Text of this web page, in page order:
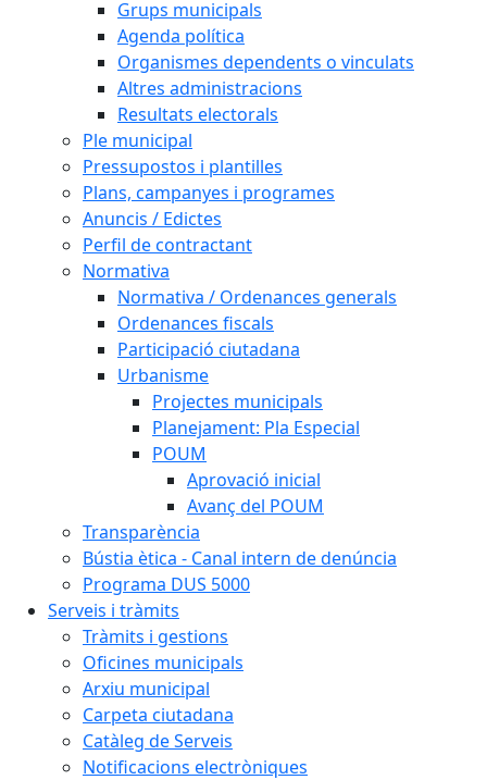
Grups municipals
Agenda política
Organismes dependents o vinculats
Altres administracions
Resultats electorals
Ple municipal
Pressupostos i plantilles
Plans, campanyes i programes
Anuncis / Edictes
Perfil de contractant
Normativa
Normativa / Ordenances generals
Ordenances fiscals
Participació ciutadana
Urbanisme
Projectes municipals
Planejament: Pla Especial
POUM
Aprovació inicial
Avanç del POUM
Transparència
Bústia ètica - Canal intern de denúncia
Programa DUS 5000
Serveis i tràmits
Tràmits i gestions
Oficines municipals
Arxiu municipal
Carpeta ciutadana
Catàleg de Serveis
Notificacions electròniques